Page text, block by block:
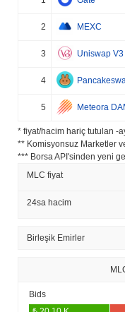
2 MEXC
3 Uniswap
4
5 Meteora
* fiyat/hacim hariç tutulan -
** Komisyonsuz Marketler
*** Borsa API'sinden yeni
MLC fiyat
24sa hacim
Birleşik Emirler
Bids